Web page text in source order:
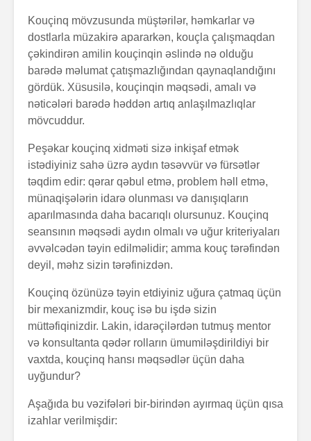
Kouçinq mövzusunda müştərilər, həmkarlar və
dostlarla müzakirə apararkən, kouçla çalışmaqdan
çəkindirən amilin kouçinqin əslində nə olduğu
barədə məlumat çatışmazlığından qaynaqlandığını
gördük. Xüsusilə, kouçinqin məqsədi, amalı və
nəticələri barədə həddən artıq anlaşılmazlıqlar
mövcuddur.
Peşəkar kouçinq xidməti sizə inkişaf etmək
istədiyiniz sahə üzrə aydın təsəvvür və fürsətlər
təqdim edir: qərar qəbul etmə, problem həll etmə,
münaqişələrin idarə olunması və danışıqların
aparılmasında daha bacarıqlı olursunuz. Kouçinq
seansının məqsədi aydın olmalı və uğur kriteriyaları
əvvəlcədən təyin edilməlidir; amma kouç tərəfindən
deyil, məhz sizin tərəfinizdən.
Kouçinq özünüzə təyin etdiyiniz uğura çatmaq üçün
bir mexanizmdir, kouç isə bu işdə sizin
müttəfiqinizdir. Lakin, idarəçilərdən tutmuş mentor
və konsultanta qədər rolların ümumiləşdirildiyi bir
vaxtda, kouçinq hansı məqsədlər üçün daha
uyğundur?
Aşağıda bu vəzifələri bir-birindən ayırmaq üçün qısa
izahlar verilmişdir:
Zalım padşahla
düzdanışan
qocanın hekayəti
Zaman keçir,
yoxsa biz?